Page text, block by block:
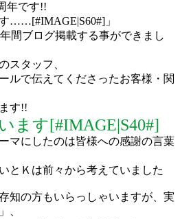
年です!!
」
間ブログ掲載する事ができまし
スタッフ、
ルで伝えてくださったお客様・関
す!!
ます[#IMAGE|S40#]
マにしたのは皆様への感謝の言葉
とＫは前々から考えていました
知の方もいらっしゃいますが、実
、